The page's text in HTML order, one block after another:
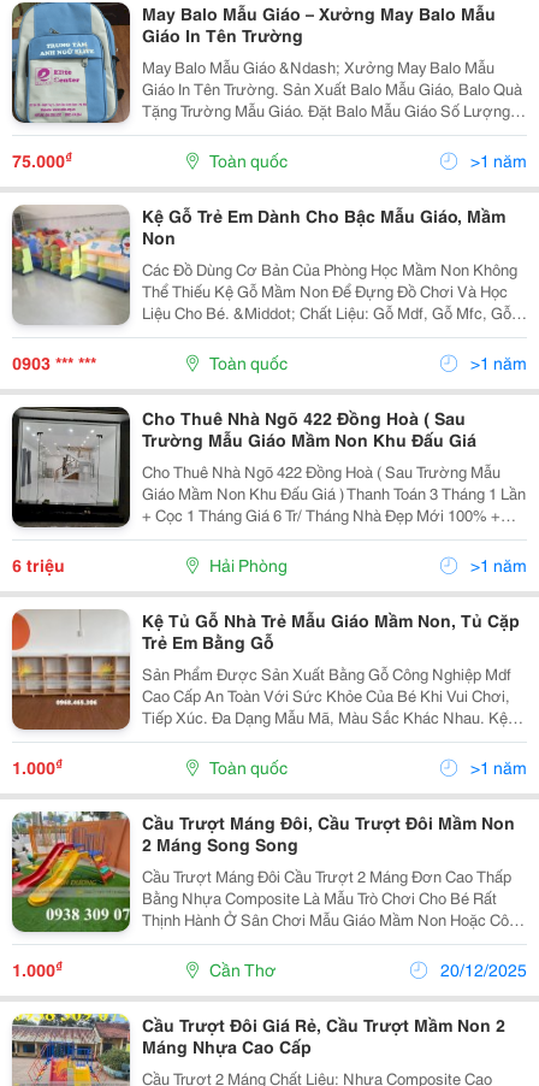
May Balo Mẫu Giáo – Xưởng May Balo Mẫu
Giáo In Tên Trường
May Balo Mẫu Giáo &Ndash; Xưởng May Balo Mẫu
Giáo In Tên Trường. Sản Xuất Balo Mẫu Giáo, Balo Quà
Tặng Trường Mẫu Giáo. Đặt Balo Mẫu Giáo Số Lượng:
Limac - 0902334778 - 243/36/32 Mã Lò , Tp Hcm Trường
Mẫu Giáo, Mầm Non, Nhóm Trẻ Có Nhu Cầu Đặt Balo...
75.000₫ Toàn quốc >1 năm
Kệ Gỗ Trẻ Em Dành Cho Bậc Mẫu Giáo, Mầm
Non
Các Đồ Dùng Cơ Bản Của Phòng Học Mầm Non Không
Thể Thiếu Kệ Gỗ Mầm Non Để Đựng Đồ Chơi Và Học
Liệu Cho Bé. &Middot; Chất Liệu: Gỗ Mdf, Gỗ Mfc, Gỗ
Cao Su. Chất Liệu Sơn Cao Cấp, Đảm Bảo An Toàn Cho
Sự Phát Triển Của Bé. Bền Theo Thời Gian, Chịu Lực...
0903 *** *** Toàn quốc >1 năm
Cho Thuê Nhà Ngõ 422 Đồng Hoà ( Sau
Trường Mẫu Giáo Mầm Non Khu Đấu Giá
Cho Thuê Nhà Ngõ 422 Đồng Hoà ( Sau Trường Mẫu
Giáo Mầm Non Khu Đấu Giá ) Thanh Toán 3 Tháng 1 Lần
+ Cọc 1 Tháng Giá 6 Tr/ Tháng Nhà Đẹp Mới 100% +
Nhà 2 Mặt Tiền , Đường Rộng 7M + Nhà 2 Tầng : 2 Ngủ
6 triệu Hải Phòng >1 năm
Kệ Tủ Gỗ Nhà Trẻ Mẫu Giáo Mầm Non, Tủ Cặp
Trẻ Em Bằng Gỗ
Sản Phẩm Được Sản Xuất Bằng Gỗ Công Nghiệp Mdf
Cao Cấp An Toàn Với Sức Khỏe Của Bé Khi Vui Chơi,
Tiếp Xúc. Đa Dạng Mẫu Mã, Màu Sắc Khác Nhau. Kệ
Được Thiết Kế Theo Tầng Để Trưng Bày Sách Và 1
Tầng Để Lưu Trữ Đồ Dùng Giúp Không Gian Được Ngăn
Nắp Và...
1.000₫ Toàn quốc >1 năm
Cầu Trượt Máng Đôi, Cầu Trượt Đôi Mầm Non
2 Máng Song Song
Cầu Trượt Máng Đôi Cầu Trượt 2 Máng Đơn Cao Thấp
Bằng Nhựa Composite Là Mẫu Trò Chơi Cho Bé Rất
Thịnh Hành Ở Sân Chơi Mẫu Giáo Mầm Non Hoặc Công
Cộng. Mẫu Cầu Trượt Mầm Non Có Thiết Kế Nhỏ Gọn
Và Có 2 Máng Với Chiều Cao Tăng Thêm Sự Hấp Dẫn
Khi Chơi....
1.000₫ Cần Thơ 20/12/2025
Cầu Trượt Đôi Giá Rẻ, Cầu Trượt Mầm Non 2
Máng Nhựa Cao Cấp
Cầu Trượt 2 Máng Chất Liệu: Nhựa Composite Cao